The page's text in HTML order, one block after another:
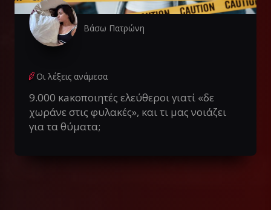
Βάσω Πατρώνη
Οι λέξεις ανάμεσα
9.000 κaκοποιητές ελεύθεροι γιατί «δε
χωράνε στις φυλακές», και τι μας νοιάζει
για τα θύματα;